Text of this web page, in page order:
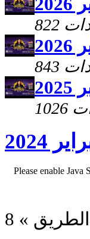
Please enable